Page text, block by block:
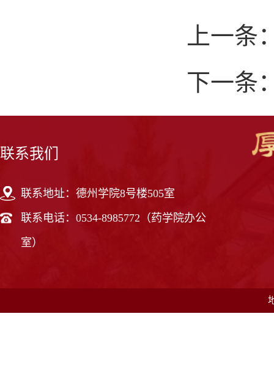
上一条
下一条
联系我们
联系地址：德州学院8号楼505室
联系电话：0534-8985772（药学院办公
室）